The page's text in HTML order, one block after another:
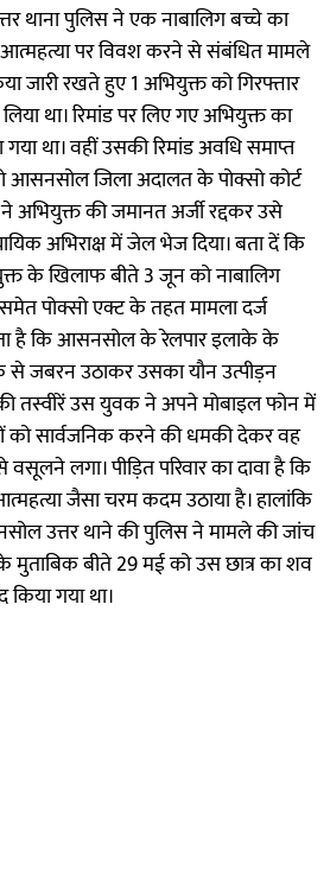
थाना पुलिस ने एक नाबालिग बच्चे का
पर विवश करने से संबंधित मामले
जारी रखते हुए 1 अभियुक्त को गिरफ्तार
था। रिमांड पर लिए गए अभियुक्त का
था। वहीं उसकी रिमांड अवधि समाप्त
आसनसोल जिला अदालत के पोक्सो कोर्ट
अभियुक्त की जमानत अर्जी रद्दकर उसे
अभिराक्ष में जेल भेज दिया। बता दें कि
के खिलाफ बीते 3 जून को नाबालिग
पोक्सो एक्ट के तहत मामला दर्ज
है कि आसनसोल के रेलपार इलाके के
जबरन उठाकर उसका यौन उत्पीड़न
तस्वीरें उस युवक ने अपने मोबाइल फोन में
को सार्वजनिक करने की धमकी देकर वह
लगा। पीड़ित परिवार का दावा है कि
जैसा चरम कदम उठाया है। हालांकि
उत्तर थाने की पुलिस ने मामले की जांच
मुताबिक बीते 29 मई को उस छात्र का शव
गया था।